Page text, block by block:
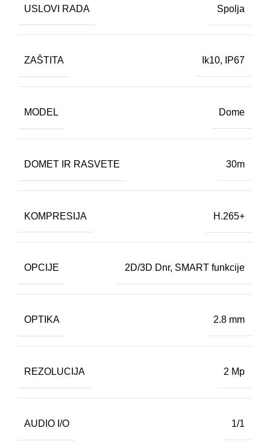
USLOVI RADA Spolja
ZAŠTITA Ik10, IP67
MODEL Dome
DOMET IR RASVETE 30m
KOMPRESIJA H.265+
OPCIJE 2D/3D Dnr, SMART funkcije
OPTIKA 2.8 mm
REZOLUCIJA 2 Mp
AUDIO I/O 1/1